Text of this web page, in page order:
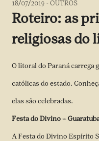
18/07/2019 -OUTROS
Roteiro: as
religiosas do
O litoral do Paraná carrega
católicas do estado.
elas são celebradas.
Festa do Divino –
A Festa do Divino Espírito